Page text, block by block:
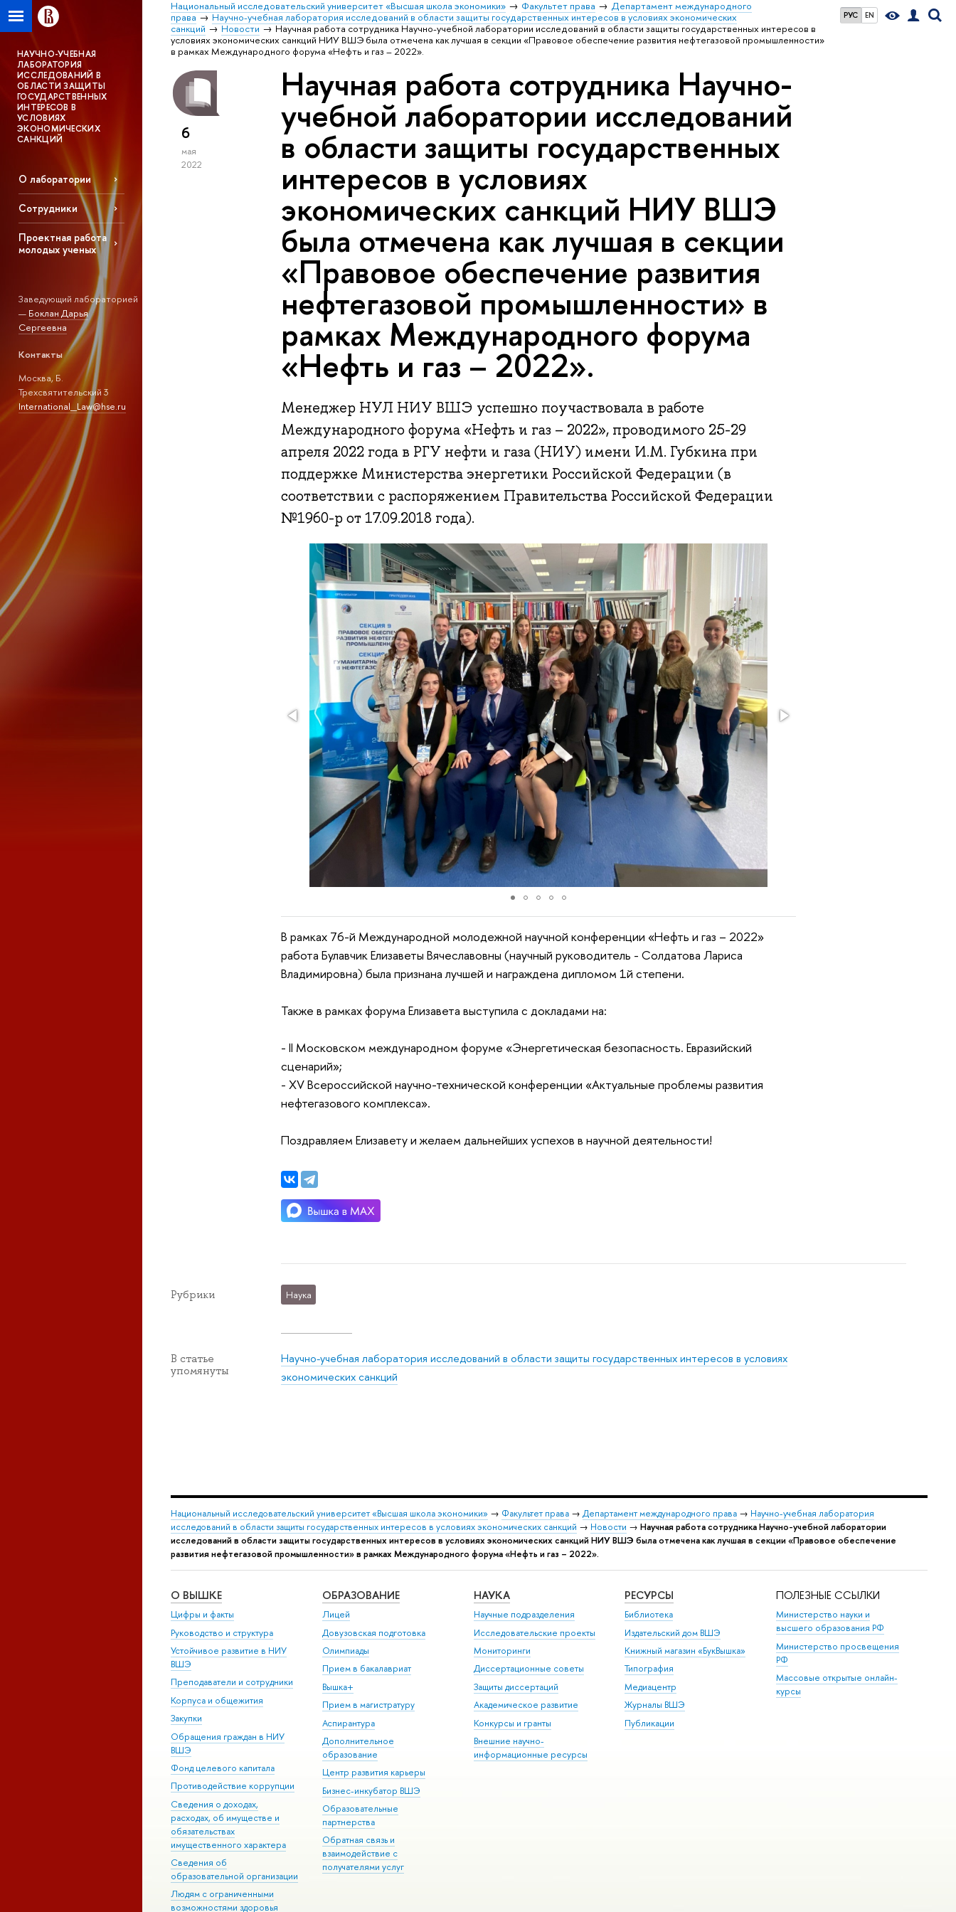
РУС EN
Национальный исследовательский университет «Высшая школа экономики» Факультет права
Департамент международного
права
Научно-учебная лаборатория исследований в области защиты государственных интересов в условиях экономических
санкций
Новости
Научная работа сотрудника Научно-учебной лаборатории исследований в области защиты государственных интересов в
условиях экономических санкций НИУ ВШЭ была отмечена как лучшая в секции «Правовое обеспечение развития нефтегазовой промышленности»
в рамках Международного форума «Нефть и газ – 2022».
НАУЧНО-УЧЕБНАЯ
ЛАБОРАТОРИЯ
ИССЛЕДОВАНИЙ В
ОБЛАСТИ ЗАЩИТЫ
ГОСУДАРСТВЕННЫХ
ИНТЕРЕСОВ В
УСЛОВИЯХ
ЭКОНОМИЧЕСКИХ
САНКЦИЙ
О лаборатории
Сотрудники
Проектная работа
молодых ученых
Заведующий лабораторией
— Боклан Дарья
Сергеевна
Контакты
Москва, Б.
Трехсвятительский 3
International_Law@hse.ru
6
мая
2022
Научная работа сотрудника Научно-
учебной лаборатории исследований
в области защиты государственных
интересов в условиях
экономических санкций НИУ ВШЭ
была отмечена как лучшая в секции
«Правовое обеспечение развития
нефтегазовой промышленности» в
рамках Международного форума
«Нефть и газ – 2022».
Менеджер НУЛ НИУ ВШЭ успешно поучаствовала в работе
Международного форума «Нефть и газ – 2022», проводимого 25-29
апреля 2022 года в РГУ нефти и газа (НИУ) имени И.М. Губкина при
поддержке Министерства энергетики Российской Федерации (в
соответствии с распоряжением Правительства Российской Федерации
№1960-р от 17.09.2018 года).
В рамках 76-й Международной молодежной научной конференции «Нефть и газ – 2022»
работа Булавчик Елизаветы Вячеславовны (научный руководитель - Солдатова Лариса
Владимировна) была признана лучшей и награждена дипломом 1й степени.
Также в рамках форума Елизавета выступила с докладами на:
- II Московском международном форуме «Энергетическая безопасность. Евразийский
сценарий»;
- XV Всероссийской научно-технической конференции «Актуальные проблемы развития
нефтегазового комплекса».
Поздравляем Елизавету и желаем дальнейших успехов в научной деятельности!
Рубрики Наука
В статье
упомянуты
Научно-учебная лаборатория исследований в области защиты государственных интересов в условиях
экономических санкций
Национальный исследовательский университет «Высшая школа экономики» → Факультет права → Департамент международного права → Научно-учебная лаборатория
исследований в области защиты государственных интересов в условиях экономических санкций → Новости → Научная работа сотрудника Научно-учебной лаборатории
исследований в области защиты государственных интересов в условиях экономических санкций НИУ ВШЭ была отмечена как лучшая в секции «Правовое обеспечение
развития нефтегазовой промышленности» в рамках Международного форума «Нефть и газ – 2022».
О ВЫШКЕ
Цифры и факты
Руководство и структура
Устойчивое развитие в НИУ
ВШЭ
Преподаватели и сотрудники
Корпуса и общежития
Закупки
Обращения граждан в НИУ
ВШЭ
Фонд целевого капитала
Противодействие коррупции
Сведения о доходах,
расходах, об имуществе и
обязательствах
имущественного характера
Сведения об
образовательной организации
Людям с ограниченными
возможностями здоровья
ОБРАЗОВАНИЕ
Лицей
Довузовская подготовка
Олимпиады
Прием в бакалавриат
Вышка+
Прием в магистратуру
Аспирантура
Дополнительное
образование
Центр развития карьеры
Бизнес-инкубатор ВШЭ
Образовательные
партнерства
Обратная связь и
взаимодействие с
получателями услуг
НАУКА
Научные подразделения
Исследовательские проекты
Мониторинги
Диссертационные советы
Защиты диссертаций
Академическое развитие
Конкурсы и гранты
Внешние научно-
информационные ресурсы
РЕСУРСЫ
Библиотека
Издательский дом ВШЭ
Книжный магазин «БукВышка»
Типография
Медиацентр
Журналы ВШЭ
Публикации
ПОЛЕЗНЫЕ ССЫЛКИ
Министерство науки и
высшего образования РФ
Министерство просвещения
РФ
Массовые открытые онлайн-
курсы